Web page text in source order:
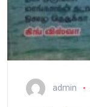
admin